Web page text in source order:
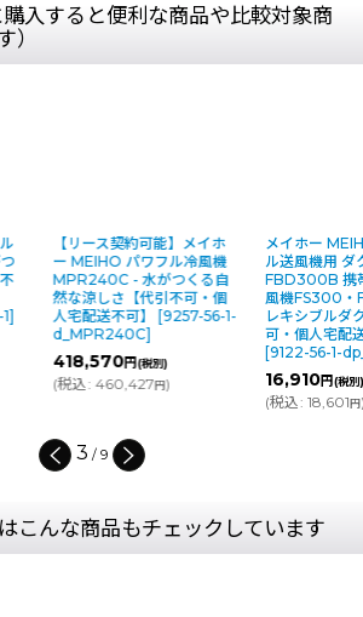
入すると便利な商品や比較対象商
）
]
【リース契約可能】メイホ
ー MEIHO パワフル冷風機
MPR240C - 水がつくる自
然な涼しさ【代引不可・個
人宅配送不可】
[9257-56-1-
d_MPR240C]
418,570円(税別)
(税込: 460,427円)
メイホー
ル送風機用 ダ
FBD300B 携
風機FS300
レキシブルダ
可・個人宅配
[9122-56-1-
16,910円(税別)
(税込: 18,601円
3 / 9
こんな商品もチェックしています